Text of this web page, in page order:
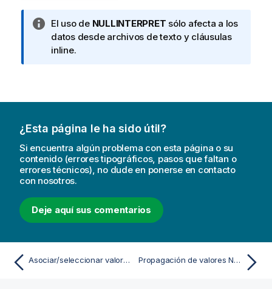
N
o
t
f
r
m
a
t
i
v
a
El uso de NULLINTERPRET sólo afecta a los
datos desde archivos de texto y cláusulas
inline.
¿Esta página le ha sido útil?
Si encuentra algún problema con esta página o su
contenido (errores tipográficos, pasos que faltan o
errores técnicos), no dude en ponerse en contacto
con nosotros.
Deje aquí sus comentarios
Asociar/seleccionar valores NULL desde ODBC Propagación de valores NULL en expresiones